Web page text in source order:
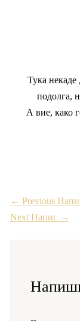
Тука некаде
подолга,
А вие, како
← Previous
Next Напис →